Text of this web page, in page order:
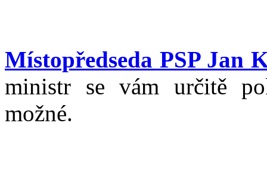
Místopředseda PSP Jan
ministr se vám určitě
možné.